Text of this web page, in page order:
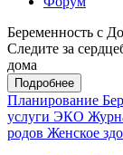
Беременность с
Следите за
дома
Подробнее
Планирование
услуги ЭКО
родов Женское